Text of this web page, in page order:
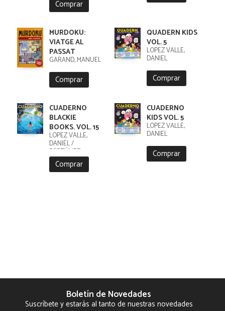
Comprar
MURDOKU:
VIATGE AL
PASSAT
GARAND, MANUEL
Comprar
QUADERN KIDS
VOL. 5
LÓPEZ VALLE,
DANIEL
Comprar
CUADERNO
BLACKIE
BOOKS. VOL. 15
LÓPEZ VALLE,
DANIEL /
FORTÚNEZ,
CRISTOBAL
Comprar
CUADERNO
KIDS VOL. 5
LÓPEZ VALLE,
DANIEL
Comprar
Boletín de Novedades
Suscríbete y estarás al tanto de nuestras novedades